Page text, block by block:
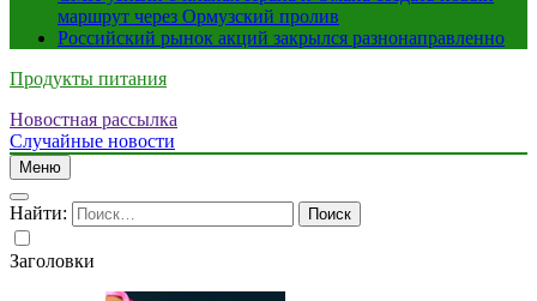
маршрут через Ормузский пролив
Российский рынок акций закрылся разнонаправленно
Продукты питания
Новостная рассылка
Случайные новости
Меню
Найти:
Заголовки